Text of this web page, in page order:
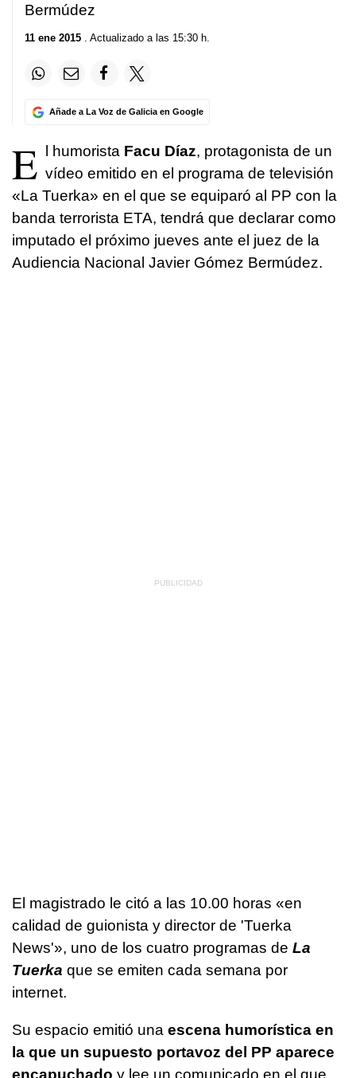
Bermúdez
11 ene 2015 . Actualizado a las 15:30 h.
Añade a La Voz de Galicia en Google
E l humorista Facu Díaz, protagonista de un
vídeo emitido en el programa de televisión
«La Tuerka» en el que se equiparó al PP con la
banda terrorista ETA, tendrá que declarar como
imputado el próximo jueves ante el juez de la
Audiencia Nacional Javier Gómez Bermúdez.
El magistrado le citó a las 10.00 horas «en
calidad de guionista y director de 'Tuerka
News'», uno de los cuatro programas de La
Tuerka que se emiten cada semana por
internet.
Su espacio emitió una escena humorística en
la que un supuesto portavoz del PP aparece
encapuchado y lee un comunicado en el que